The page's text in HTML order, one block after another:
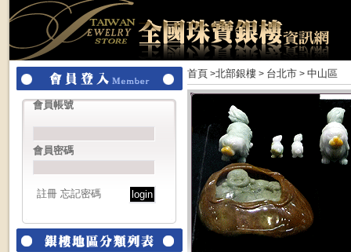
會員帳號
會員密碼
註冊 忘記密碼
首頁 >北部銀樓> 台北市> 中山區